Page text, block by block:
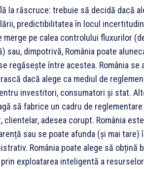
la răscruce: trebuie să decidă dacă
predictibilitatea în locul
pe calea controlului fluxurilor
dimpotrivă, România poate
regăsește între acestea. România se
dacă alege ca mediul de
investitori, consumatori și stat.
să fabrice un cadru de
adesea corupt. România
sau se poate afunda (și mai tare)
România poate alege să obțină
exploatarea inteligentă a